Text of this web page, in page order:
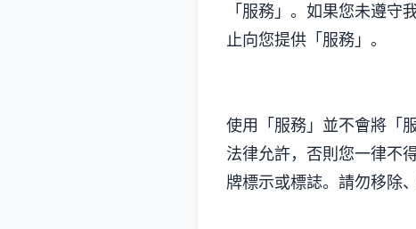
「服務」。如果您未遵
止向您提供「服務」。
使用「服務」並不會將「
法律允許，否則您一律不
牌標示或標誌。請勿移除